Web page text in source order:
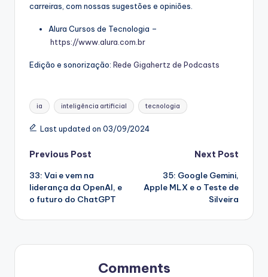
carreiras, com nossas sugestões e opiniões.
Alura Cursos de Tecnologia –
https://www.alura.com.br
Edição e sonorização: Rede Gigahertz de Podcasts
Tags:
ia inteligência artificial tecnologia
Last updated on 03/09/2024
Post
navigation
Previous Post
33: Vai e vem na
liderança da OpenAI, e
o futuro do ChatGPT
Next Post
35: Google Gemini,
Apple MLX e o Teste de
Silveira
Comments